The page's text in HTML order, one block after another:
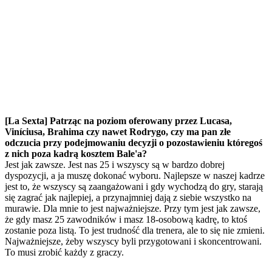
[La Sexta] Patrząc na poziom oferowany przez Lucasa,
Viníciusa, Brahima czy nawet Rodrygo, czy ma pan złe
odczucia przy podejmowaniu decyzji o pozostawieniu któregoś
z nich poza kadrą kosztem Bale'a?
Jest jak zawsze. Jest nas 25 i wszyscy są w bardzo dobrej
dyspozycji, a ja muszę dokonać wyboru. Najlepsze w naszej kadrze
jest to, że wszyscy są zaangażowani i gdy wychodzą do gry, starają
się zagrać jak najlepiej, a przynajmniej dają z siebie wszystko na
murawie. Dla mnie to jest najważniejsze. Przy tym jest jak zawsze,
że gdy masz 25 zawodników i masz 18-osobową kadrę, to ktoś
zostanie poza listą. To jest trudność dla trenera, ale to się nie zmieni.
Najważniejsze, żeby wszyscy byli przygotowani i skoncentrowani.
To musi zrobić każdy z graczy.